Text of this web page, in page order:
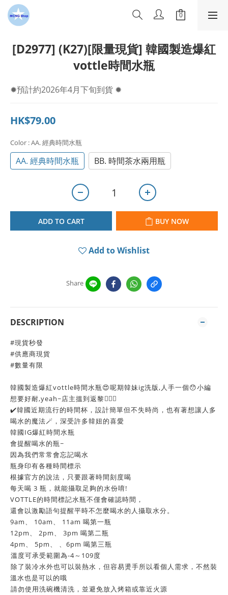
[D2977] (K27)[限量現貨] 韓國製造爆紅
vottle時間水瓶
✹預計約2026年4月下旬到貨 ✹
HK$79.00
Color : AA. 經典時間水瓶
AA. 經典時間水瓶 BB. 時間茶水兩用瓶
ADD TO CART BUY NOW
Add to Wishlist
Share
DESCRIPTION
#現貨秒發
#供應商現貨
#數量有限
韓國製造爆紅vottle時間水瓶😍呢期韓妹ig洗版,人手一個😯小編
想要好耐,yeah~店主搵到返黎🙆🏻‍♀️
✔️韓國近期流行的時間杯，設計簡單但不失時尚，也有著想讓人多
喝水的魔法🪄，深受許多韓妞的喜愛
韓國IG爆紅時間水瓶
會提醒喝水的瓶~
因為我們常常會忘記喝水
瓶身印有各種時間標示
根據官方的說法，只要跟著時間刻度喝
每天喝 3 瓶，就能攝取足夠的水份唷!
VOTTLE的時間標記水瓶不僅會確認時間，
還會以激勵語句提醒平時不怎麼喝水的人攝取水分。
9am、 10am、 11am 喝第一瓶
12pm、 2pm、 3pm 喝第二瓶
4pm、 5pm、 、6pm 喝第三瓶
️溫度可承受範圍為-4～109度
️除了裝冷水外也可以裝熱水，但容易燙手所以看個人需求，不然裝
溫水也是可以的哦
️請勿使用洗碗機清洗，並避免放入烤箱或靠近火源